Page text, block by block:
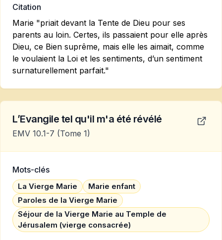
Citation
Marie "priait devant la Tente de Dieu pour ses
parents au loin. Certes, ils passaient pour elle après
Dieu, ce Bien suprême, mais elle les aimait, comme
le voulaient la Loi et les sentiments, d’un sentiment
surnaturellement parfait."
L’Evangile tel qu'il m'a été révélé
EMV 10.1-7 (Tome 1)
Mots-clés
La Vierge Marie
Marie enfant
Paroles de la Vierge Marie
Séjour de la Vierge Marie au Temple de
Jérusalem (vierge consacrée)